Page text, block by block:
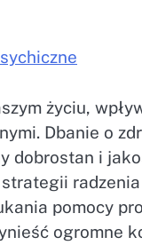
życiu,
Dbanie o
dobrostan i
pomocy
ogromne